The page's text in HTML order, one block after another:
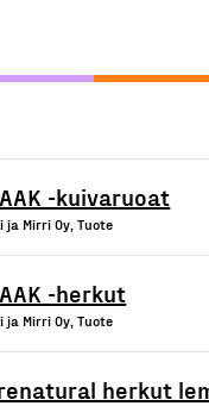
-kuivaruoat
ja Mirri Oy, Tuote
-herkut
ja Mirri Oy, Tuote
herkut